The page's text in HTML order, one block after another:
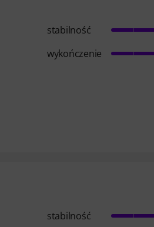
stabilność
wykończenie
stabilność